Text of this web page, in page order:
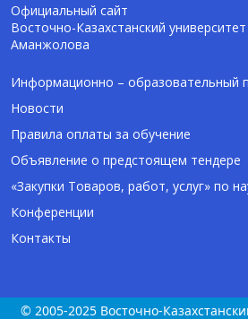
Официальный сайт
Восточно-Казахстанский
Аманжолова
Информационно – образовательный
Новости
Правила оплаты за обучение
Объявление о предстоящем тендере
«Закупки Товаров, работ, услуг» по
Конференции
Контакты
© 2005-2025 Восточно-
Помощник Amanzholov University
Здравствуйте! Я AI-Talapker —
ВКУ им. Сарсена Аманжолова
на вопросы о поступлении в